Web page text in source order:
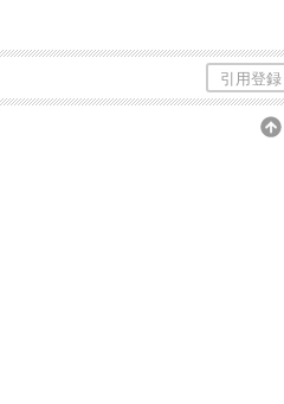
引用登録